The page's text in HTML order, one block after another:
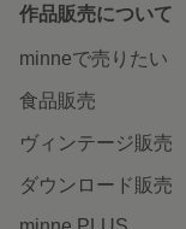
作品販売について
minneで売りたい
食品販売
ヴィンテージ販売
ダウンロード販売